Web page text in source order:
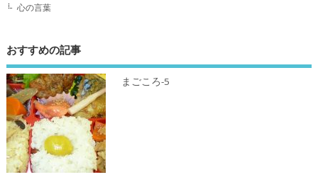
心の言葉
おすすめの記事
まごころ-5